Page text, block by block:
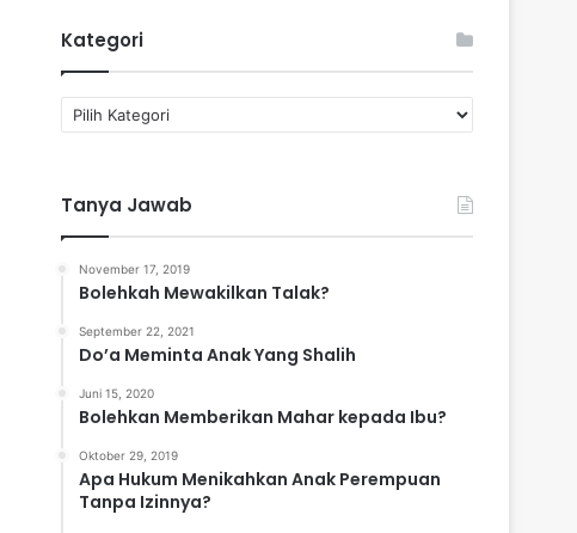
Kategori
a
g
o
Tanya Jawab
November 17, 2019
Bolehkah Mewakilkan Talak?
September 22, 2021
Do’a Meminta Anak Yang Shalih
Juni 15, 2020
Bolehkan Memberikan Mahar kepada Ibu?
Oktober 29, 2019
Apa Hukum Menikahkan Anak Perempuan
Tanpa Izinnya?